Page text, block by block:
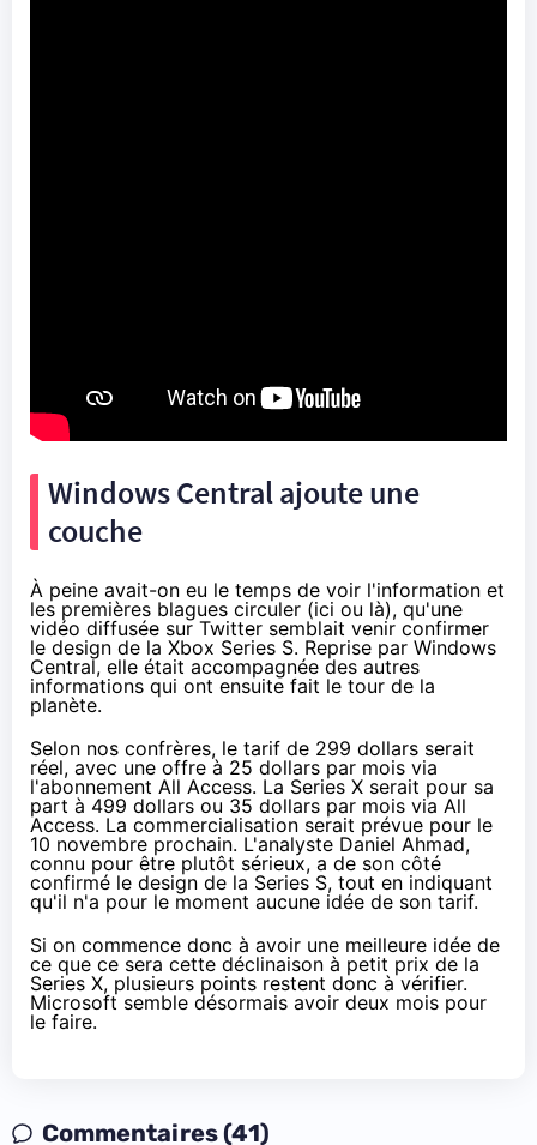
Windows Central ajoute une
couche
À peine avait-on eu le temps de voir l'information et
les premières blagues circuler (ici ou là), qu'une
vidéo diffusée sur Twitter semblait venir confirmer
le design de la Xbox Series S. Reprise par Windows
Central, elle était accompagnée des autres
informations qui ont ensuite fait le tour de la
planète.
Selon nos confrères, le tarif de 299 dollars serait
réel, avec une offre à 25 dollars par mois via
l'abonnement All Access. La Series X serait pour sa
part à 499 dollars ou 35 dollars par mois via All
Access. La commercialisation serait prévue pour le
10 novembre prochain. L'analyste Daniel Ahmad,
connu pour être plutôt sérieux, a de son côté
confirmé le design de la Series S, tout en indiquant
qu'il n'a pour le moment aucune idée de son tarif.
Si on commence donc à avoir une meilleure idée de
ce que ce sera cette déclinaison à petit prix de la
Series X, plusieurs points restent donc à vérifier.
Microsoft semble désormais avoir deux mois pour
le faire.
Commentaires (41)